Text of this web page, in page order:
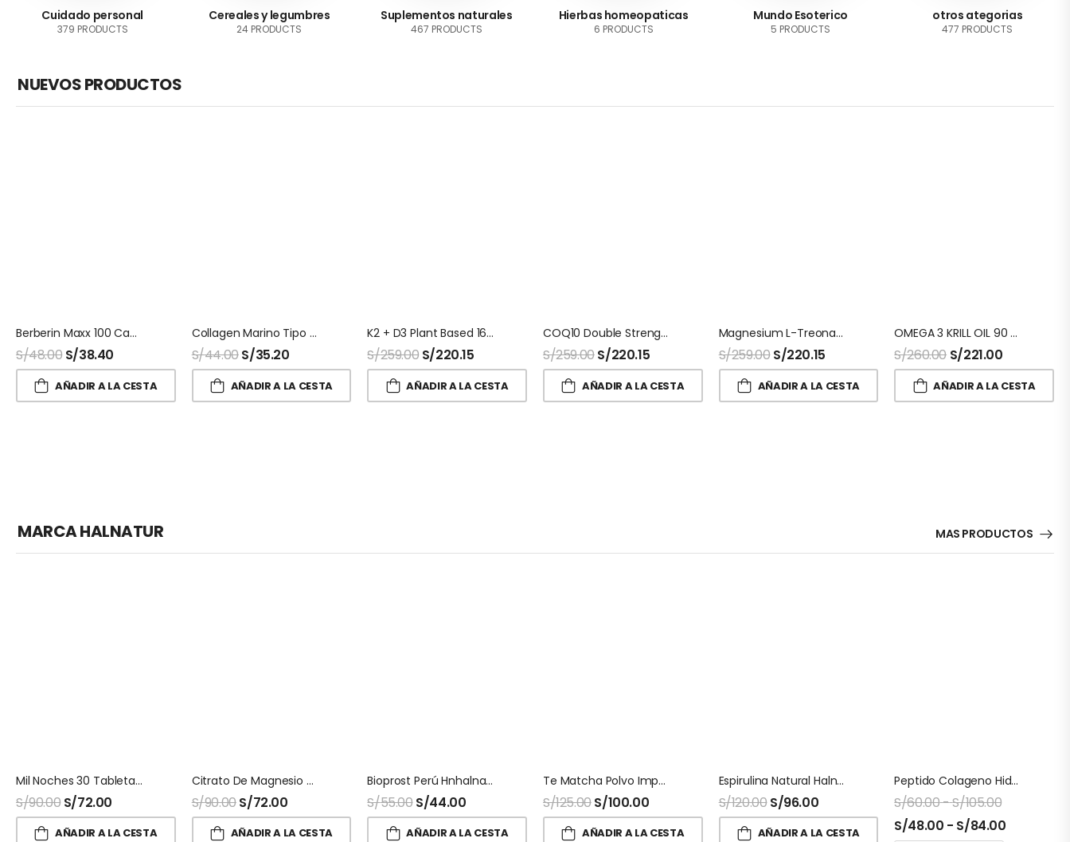
Cuidado personal
379 PRODUCTS
Cereales y legumbres
24 PRODUCTS
Suplementos naturales
467 PRODUCTS
Hierbas homeopaticas
6 PRODUCTS
Mundo Esoterico
5 PRODUCTS
otros ategorias
477 PRODUCTS
NUEVOS PRODUCTOS
Berberin Maxx 100 Capsulas Naturalmaxx
S/48.00 S/38.40
AÑADIR A LA CESTA
Collagen Marino Tipo 2 + Biotina 100 Capsulas Naturalmaxx
S/44.00S/35.20
AÑADIR A LA CESTA
K2 + D3 Plant Based 160 Softgel Sport Research
S/259.00 S/220.15
AÑADIR A LA CESTA
COQ10 Double Strength 150 Capsulas Sport Research
S/259.00S/220.15
AÑADIR A LA CESTA
Magnesium L-Treonato 135 Capsulas Sport Research
S/259.00S/220.15
AÑADIR A LA CESTA
OMEGA 3 KRILL OIL 90 Capsulas Sport Research
S/260.00 S/221.00
AÑADIR A LA CESTA
MARCA HALNATUR MAS PRODUCTOS
Mil Noches 30 Tabletas HNhalnatur
S/90.00 S/72.00
AÑADIR A LA CESTA
Citrato De Magnesio Halnatur Doypack
S/90.00S/72.00
AÑADIR A LA CESTA
Bioprost Perú Hnhalnatur 100 Capsulas
S/55.00S/44.00
AÑADIR A LA CESTA
Te Matcha Polvo Importado Halnatur Doypack
S/125.00S/100.00
AÑADIR A LA CESTA
Espirulina Natural Halnatur Doypack
S/120.00S/96.00
AÑADIR A LA CESTA
Peptido Colageno Hidrolizado Puro Halnatur Doypack
S/60.00-S/105.00
S/48.00 - S/84.00